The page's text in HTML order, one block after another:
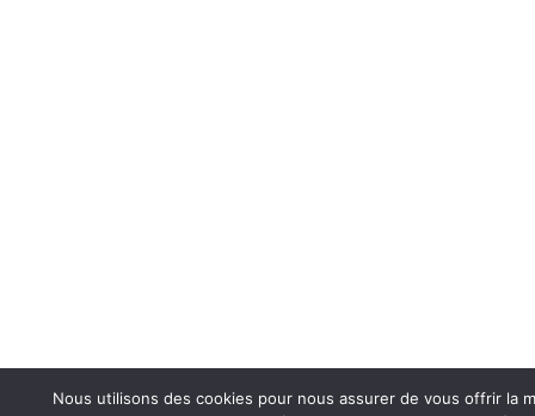
Nous utilisons des cookies pour nous assurer de vous offrir la